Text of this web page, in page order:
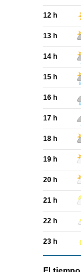
12 h
13 h
14 h
15 h
16 h
17 h
18 h
19 h
20 h
21 h
22 h
23 h